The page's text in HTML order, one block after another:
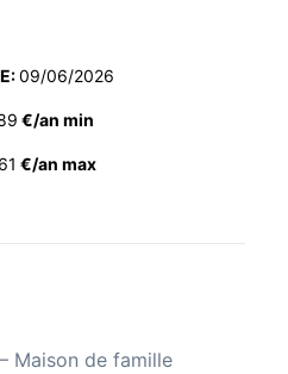
09/06/2026
€/an min
€/an max
Maison de famille